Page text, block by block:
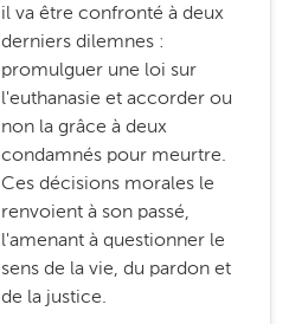
il va être confronté à deux
derniers dilemnes :
promulguer une loi sur
l'euthanasie et accorder ou
non la grâce à deux
condamnés pour meurtre.
Ces décisions morales le
renvoient à son passé,
l'amenant à questionner le
sens de la vie, du pardon et
de la justice.